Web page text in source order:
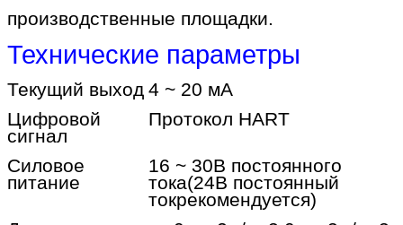
производственные площадки.
Технические параметры
Текущий выход 4 ~ 20 мА
Цифровой
сигнал
Протокол HART
Силовое
питание
16 ~ 30В постоянного
тока(24В постоянный
токрекомендуется)